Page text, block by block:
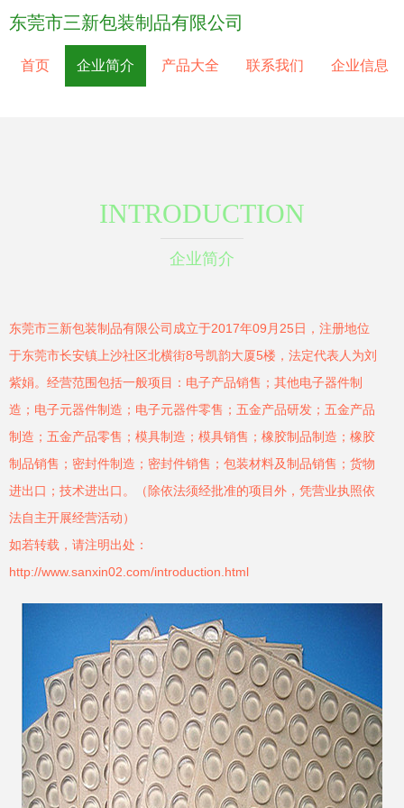
东莞市三新包装制品有限公司
首页 企业简介 产品大全 联系我们 企业信息
INTRODUCTION
企业简介
东莞市三新包装制品有限公司成立于2017年09月25日，注册地位
于东莞市长安镇上沙社区北横街8号凯韵大厦5楼，法定代表人为刘
紫娟。经营范围包括一般项目：电子产品销售；其他电子器件制
造；电子元器件制造；电子元器件零售；五金产品研发；五金产品
制造；五金产品零售；模具制造；模具销售；橡胶制品制造；橡胶
制品销售；密封件制造；密封件销售；包装材料及制品销售；货物
进出口；技术进出口。（除依法须经批准的项目外，凭营业执照依
法自主开展经营活动）
如若转载，请注明出处：
http://www.sanxin02.com/introduction.html